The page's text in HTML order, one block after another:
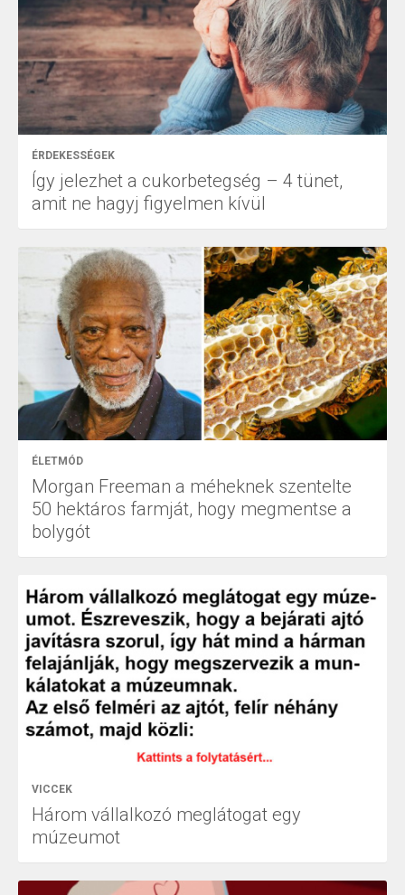
ÉRDEKESSÉGEK
Így jelezhet a cukorbetegség – 4 tünet,
amit ne hagyj figyelmen kívül
ÉLETMÓD
Morgan Freeman a méheknek szentelte
50 hektáros farmját, hogy megmentse a
bolygót
VICCEK
Három vállalkozó meglátogat egy
múzeumot